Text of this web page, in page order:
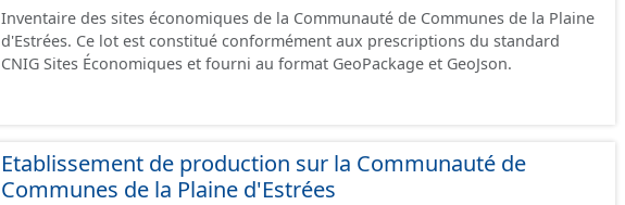
Inventaire des sites économiques de la Communauté de Communes de la Plaine
d'Estrées. Ce lot est constitué conformément aux prescriptions du standard
CNIG Sites Économiques et fourni au format GeoPackage et GeoJson.
Etablissement de production sur la Communauté de
Communes de la Plaine d'Estrées